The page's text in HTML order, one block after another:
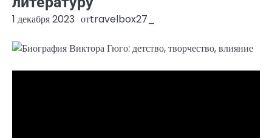
1 декабря 2023 отtravelbox27_